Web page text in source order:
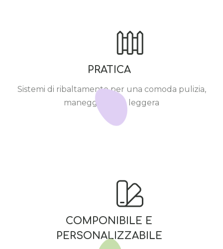
PRATICA
Sistemi di ribaltamento per una comoda pulizia,
maneggevole e leggera
COMPONIBILE E
PERSONALIZZABILE